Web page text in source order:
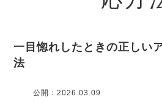
一目惚れしたときの正しい
法
公開：2026.03.09